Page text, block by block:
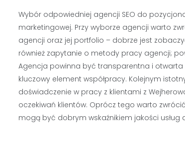
Wybór odpowiedniej agencji SEO do
marketingowej. Przy wyborze agencji warto
agencji oraz jej portfolio – dobrze jest
również zapytanie o metody pracy agencji;
Agencja powinna być transparentna i
kluczowy element współpracy. Kolejnym
doświadczenie w pracy z klientami z
oczekiwań klientów. Oprócz tego warto
mogą być dobrym wskaźnikiem jakości usług